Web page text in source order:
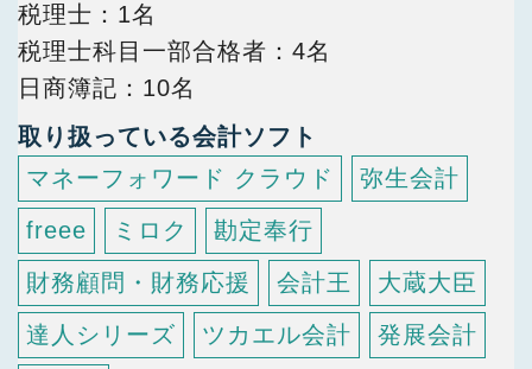
税理士
1名
税理士科目一部合格者
4名
日商簿記
10名
取り扱っている会計ソフト
マネーフォワード クラウド
弥生会計
freee
ミロク
勘定奉行
財務顧問・財務応援
会計王
大蔵大臣
達人シリーズ
ツカエル会計 発展会計